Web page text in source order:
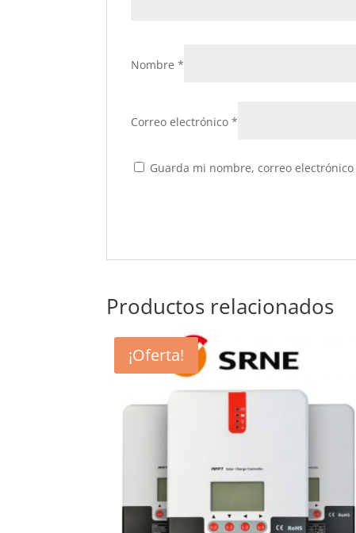
Nombre*
Correo electrónico*
Guarda mi nombre, correo
Productos relacionados
¡Oferta!